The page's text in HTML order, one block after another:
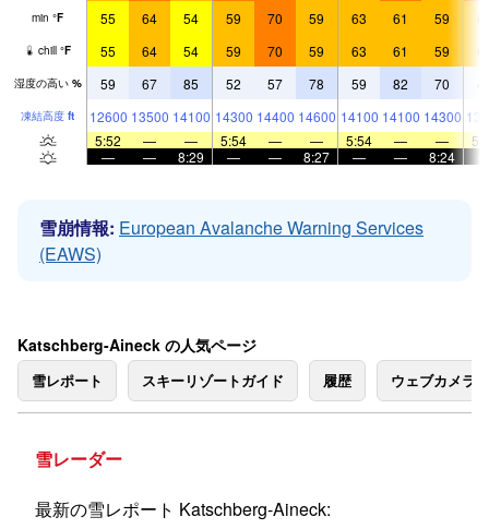
min °F 55 64 54 59 70 59 63 61 59
chill °F 55 64 54 59 70 59 63 61 59
湿度の高い % 59 67 85 52 57 78 59 82 70
凍結高度 ft 12600 13500 14100 14300 14400 14600 14100 14100 14300
5:52
— — 5:54 — — 5:54 — —
—
— 8:29 — — 8:27 — — 8:24
雪崩情報: European Avalanche Warning Services
(EAWS)
Katschberg-Aineck の人気ページ
雪レポート スキーリゾートガイド 履歴 ウェブカメラ
雪レーダー
最新の雪レポート Katschberg-Aineck: